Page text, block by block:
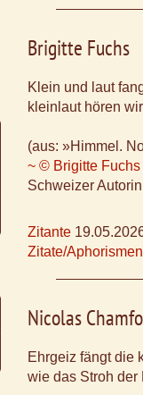
Brigitte Fuchs
Klein und laut
kleinlaut hören
(aus: »Himmel.
~ © Brigitte Fuchs
Schweizer
Zitante
Zitate/
Nicolas
Ehrgeiz fängt die
wie das Stroh der